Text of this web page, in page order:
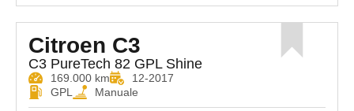
Citroen C3
C3 PureTech 82 GPL Shine
169.000 km
12-2017
GPL
Manuale